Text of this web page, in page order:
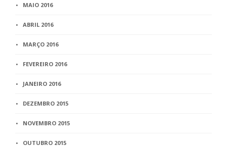
MAIO 2016
ABRIL 2016
MARÇO 2016
FEVEREIRO 2016
JANEIRO 2016
DEZEMBRO 2015
NOVEMBRO 2015
OUTUBRO 2015